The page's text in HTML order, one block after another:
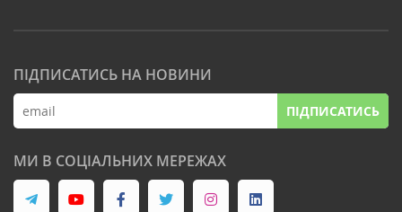
ПІДПИСАТИСЬ НА НОВИНИ
ПІДПИСАТИСЬ
МИ В СОЦІАЛЬНИХ МЕРЕЖАХ